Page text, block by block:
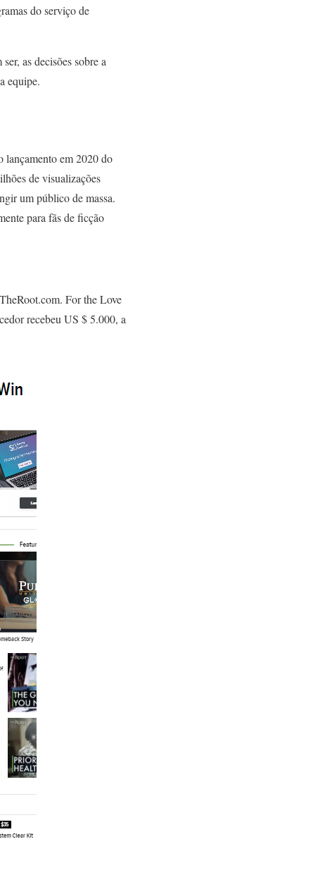
do serviço de
as decisões sobre a
equipe.
lançamento em 2020 do
de visualizações
um público de massa.
para fãs de ficção
For the Love
recebeu US $ 5.000, a